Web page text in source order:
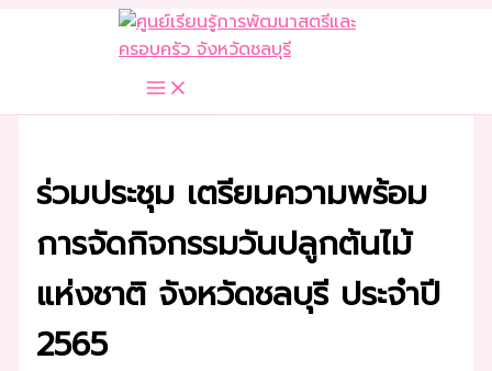
ร่วมประชุม เตรียมความพร้อม
การจัดกิจกรรมวันปลูกต้นไม้
แห่งชาติ จังหวัดชลบุรี ประจำปี
2565